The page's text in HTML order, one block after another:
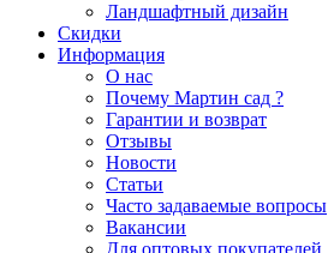
Ландшафтный дизайн
Скидки
Информация
О нас
Почему Мартин сад ?
Гарантии и возврат
Отзывы
Новости
Статьи
Часто задаваемые вопросы
Вакансии
Для оптовых покупателей